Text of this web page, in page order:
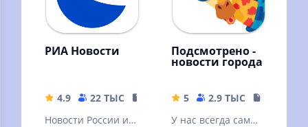
РИА Новости
4.9 22 ТЫС
23.82 MB
Новости России и
Подсмотрено -
новости города
5 2.9 ТЫС
У нас всегда самые